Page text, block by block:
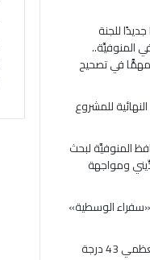
للجنة
المنوفيَّة..
مهمًّا في تصحيح
للمشروع
المنوفيَّة لبحث
ومواجهة
الوسطية»
درجة